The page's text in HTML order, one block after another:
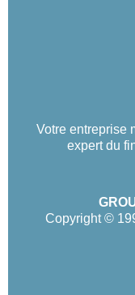
Votre entreprise
expert du
Copyright ©